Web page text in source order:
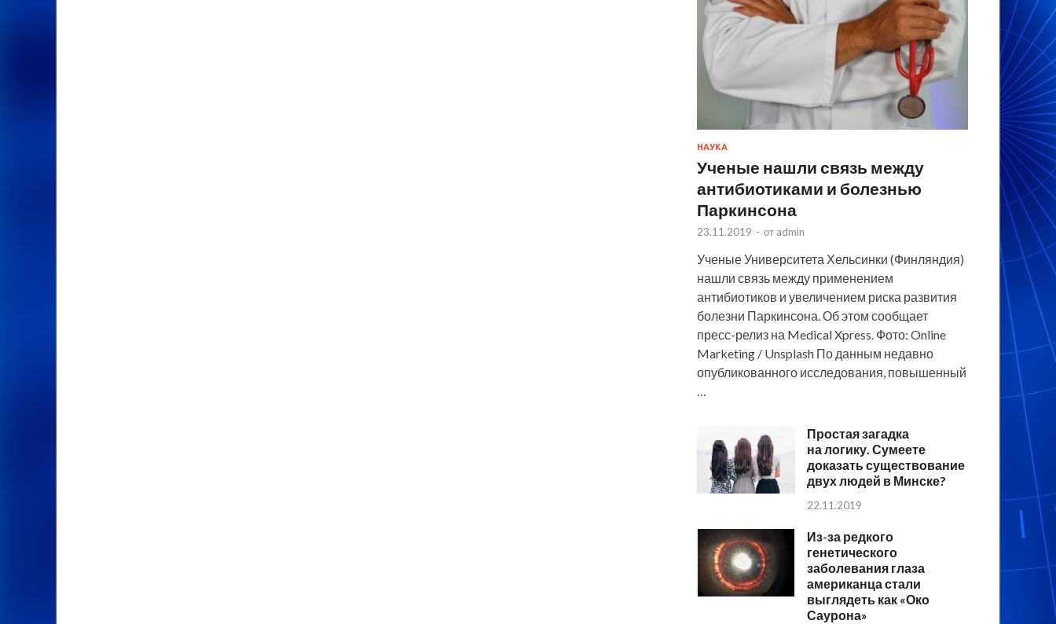
НАУКА
Ученые нашли связь между
антибиотиками и болезнью
Паркинсона
23.11.2019 - от admin
Ученые Университета Хельсинки (Финляндия)
нашли связь между применением
антибиотиков и увеличением риска развития
болезни Паркинсона. Об этом сообщает
пресс-релиз на Medical Xpress. Фото: Online
Marketing / Unsplash По данным недавно
опубликованного исследования, повышенный
Простая загадка
на логику. Сумеете
доказать существование
двух людей в Минске?
22.11.2019
Из-за редкого
генетического
заболевания глаза
американца стали
выглядеть как «Око
Саурона»